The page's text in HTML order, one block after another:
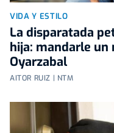
VIDA Y ESTILO
La disparatada
hija: mandarle un
Oyarzabal
AITOR RUIZ | NTM